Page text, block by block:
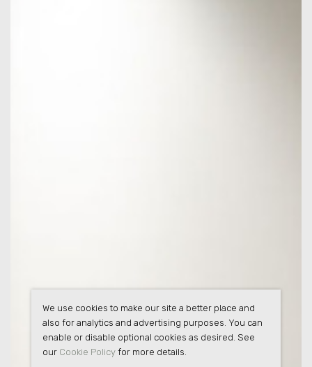
We use cookies to make our site a better place and
also for analytics and advertising purposes. You can
enable or disable optional cookies as desired. See
our Cookie Policyfor more details.